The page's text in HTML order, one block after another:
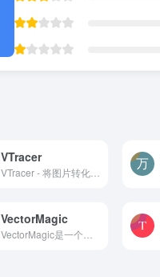
VTracer
VectorMagic